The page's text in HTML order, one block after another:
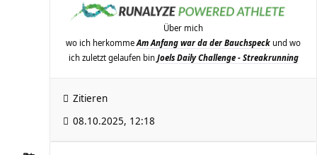
Über mich
wo ich herkommeAm Anfang war da der Bauchspeck und wo
ich zuletzt gelaufen bin Joels Daily Challenge - Streakrunning
Zitieren
08.10.2025, 12:18